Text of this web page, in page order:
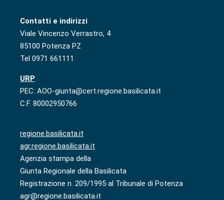
Contatti e indirizzi
Viale Vincenzo Verrastro, 4
85100 Potenza PZ
Tel 0971 661111
URP
PEC: AOO-giunta@cert.regione.basilicata.it
C.F. 80002950766
regione.basilicata.it
agr.regione.basilicata.it
Agenzia stampa della
Giunta Regionale della Basilicata
Registrazione n. 209/1995 al Tribunale di Potenza
agr@regione.basilicata.it